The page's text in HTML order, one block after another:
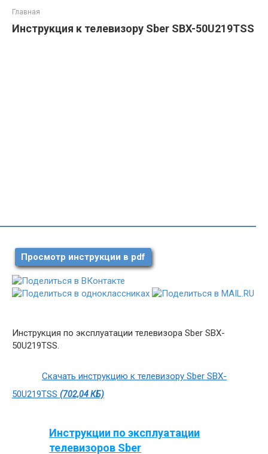
Главная
Инструкция к телевизору Sber SBX-50U219TSS
Просмотр инструкции в pdf
Инструкция по эксплуатации телевизора Sber SBX-
50U219TSS.
Скачать инструкцию к телевизору Sber SBX-
50U219TSS (702,04 КБ)
Инструкции по эксплуатации
телевизоров Sber